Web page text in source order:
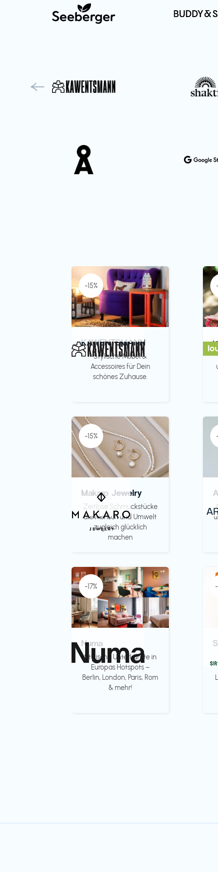
-15%
KAWENTSMANN
Stylische Möbel &
Accessoires für Dein
schönes Zuhause.
-15%
Makaro Jewelry
Zeitlose Schmuckstücke
die Mensch und Umwelt
zugleich glücklich
machen
-17%
Numa
Stylische Unterkünfte in
Europas Hotspots –
Berlin, London, Paris, Rom
& mehr!